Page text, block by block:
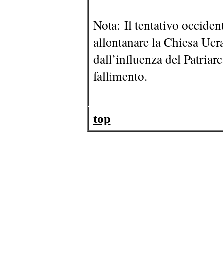
Nota: Il tentativo
allontanare la Chiesa
dall’influenza del
fallimento.
top